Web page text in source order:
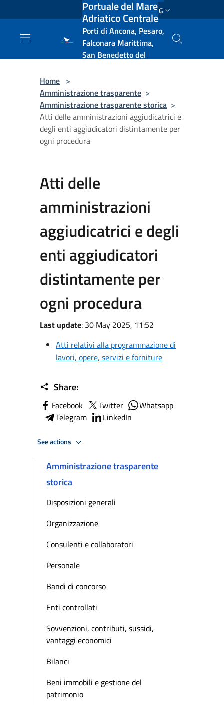
Salta al contenuto principale ENG
Portuale del Mare
Adriatico Centrale
Porti di Ancona, Pesaro,
Falconara Marittima,
San Benedetto del
Home >
Amministrazione trasparente >
Amministrazione trasparente storica >
Atti delle amministrazioni aggiudicatrici e
degli enti aggiudicatori distintamente per
ogni procedura
Atti delle
amministrazioni
aggiudicatrici e degli
enti aggiudicatori
distintamente per
ogni procedura
Last update: 30 May 2025, 11:52
Atti relativi alla programmazione di
lavori, opere, servizi e forniture
Share:
Facebook Twitter
Whatsapp
Telegram
LinkedIn
See actions
Amministrazione trasparente
storica
Disposizioni generali
Organizzazione
Consulenti e collaboratori
Personale
Bandi di concorso
Enti controllati
Sovvenzioni, contributi, sussidi,
vantaggi economici
Bilanci
Beni immobili e gestione del
patrimonio